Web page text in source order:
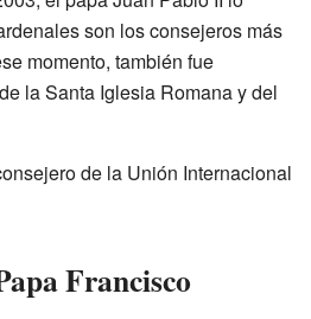
son los consejeros más
momento, también fue
la Santa Iglesia Romana y del
de la Unión Internacional
Francisco